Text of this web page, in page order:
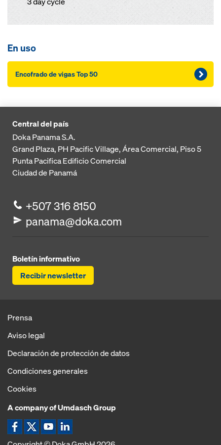
En uso
Encofrado de vigas Top 50
Central del país
Doka Panama S.A.
Grand Plaza, PH Pacific Village, Área Comercial, Piso 5
Punta PacificaEdificio Comercial
Ciudad de Panamá
+507 316 8150
panama@doka.com
Boletín informativo
Recibir newsletter
Prensa
Aviso legal
Declaración de protección de datos
Condiciones generales
Cookies
A company of Umdasch Group